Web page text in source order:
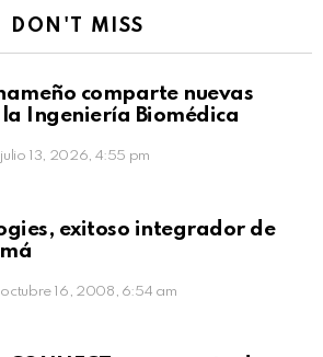
DON'T MISS
Click to view this postcomparte nuevas
Ingeniería Biomédica
julio 13, 2026, 4:55 pm
exitoso integrador de
octubre 16, 2008, 6:54 am